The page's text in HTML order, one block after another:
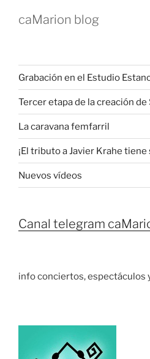
caMarion blog
Grabación en el Estudio
Tercer etapa de la creación de
La caravana femfarril
¡El tributo a Javier Krahe
Nuevos vídeos
Canal telegram
info conciertos, espectáculos